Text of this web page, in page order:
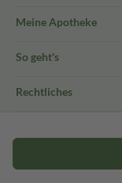
Meine Apotheke
So geht's
Rechtliches